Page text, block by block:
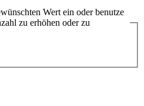
Wert ein oder benutze
zu erhöhen oder zu